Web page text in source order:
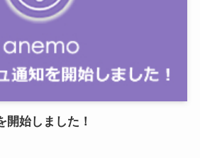
開始しました！